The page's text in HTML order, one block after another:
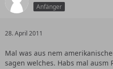
Anfänger
28. April 2011
Mal was aus nem
sagen welches. Habs mal ausm